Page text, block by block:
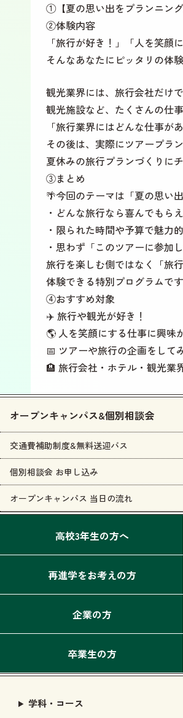
①【夏の思い出をプランニン
②体験内容
「旅行が好き！」「人を笑顔
そんなあなたにピッタリの体
観光業界には、旅行会社だけ
観光施設など、たくさんの仕
「旅行業界にはどんな仕事が
その後は、実際にツアープラ
夏休みの旅行プランづくりに
③まとめ
🌴今回のテーマは「夏の思い
・どんな旅行なら喜んでもら
・限られた時間や予算で魅力
・思わず「このツアーに参加
旅行を楽しむ側ではなく「旅
体験できる特別プログラムです
④おすすめ対象
✈️ 旅行や観光が好き！
🌎 人を笑顔にする仕事に興味
📅 ツアーや旅行の企画をして
🏨 旅行会社・ホテル・観光業
オープンキャンパス&個別相談会
交通費補助制度&無料送迎バス
個別相談会 お申し込み
オープンキャンパス 当日の流れ
高校3年生の方へ
再進学をお考えの方
企業の方
卒業生の方
学科・コース